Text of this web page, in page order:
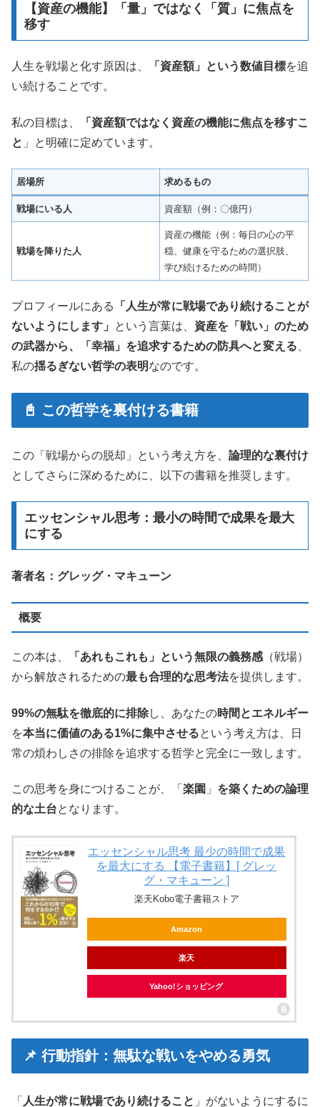
【資産の機能】「量」ではなく「質」に焦点を
移す
人生を戦場と化す原因は、 「資産額」という数値目標を追
い続けることです。
私の目標は、
「資産額ではなく資産の機能に焦点を移すこ
と 」と明確に定めています。
居場所 求めるもの
戦場にいる人 資産額（例：〇億円）
戦場を降りた人
資産の機能（例：毎日の心の平
穏、健康を守るための選択肢、
学び続けるための時間）
プロフィールにある
「人生が常に戦場であり続けることが
ないようにします」
という言葉は、 資産を「戦い」のため
の武器から、「幸福」を追求するための防具へと変える、
私の揺るぎない哲学の表明なのです。
📓 この哲学を裏付ける書籍
この「戦場からの脱却」という考え方を、 論理的な裏付け
としてさらに深めるために、以下の書籍を推奨します。
エッセンシャル思考：最小の時間で成果を最大
にする
著者名：グレッグ・マキューン
概要
この本は、 「あれもこれも」という無限の義務感（戦場）
から解放されるための最も合理的な思考法を提供します。
99%の無駄を徹底的に排除し、あなたの時間とエネルギー
を本当に価値のある1%に集中させるという考え方は、日
常の煩わしさの排除を追求する哲学と完全に一致します。
この思考を身につけることが、「 楽園 」 を築くための論理
的な土台となります。
エッセンシャル思考 最少の時間で成果
を最大にする 【電子書籍】[ グレッ
グ・マキューン ]
楽天Kobo電子書籍ストア
Amazon
楽天
Yahoo!ショッピング
📌 行動指針：無駄な戦いをやめる勇気
「 人生が常に戦場であり続けること 」がないようにするに